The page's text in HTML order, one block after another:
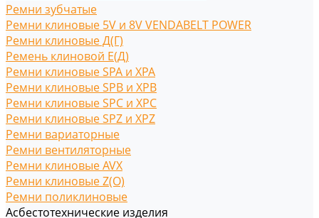
Ремни зубчатые
Ремни клиновые 5V и 8V VENDABELT POWER
Ремни клиновые Д(Г)
Ремень клиновой Е(Д)
Ремни клиновые SPA и XPA
Ремни клиновые SPB и XPB
Ремни клиновые SPC и XPC
Ремни клиновые SPZ и XPZ
Ремни вариаторные
Ремни вентиляторные
Ремни клиновые AVX
Ремни клиновые Z(O)
Ремни поликлиновые
Асбестотехнические изделия